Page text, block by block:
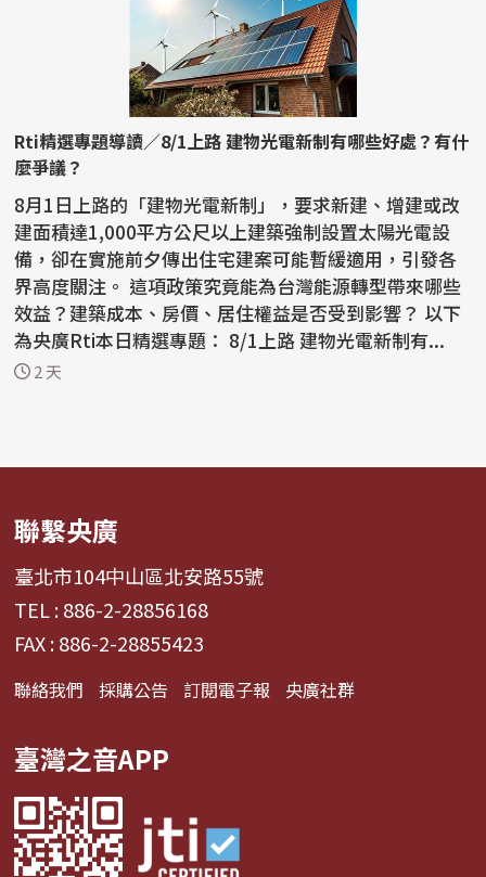
Rti精選專題導讀／8/1上路 建物光電新制有哪些好處？有什
麼爭議？
8月1日上路的「建物光電新制」，要求新建、增建或改
建面積達1,000平方公尺以上建築強制設置太陽光電設
備，卻在實施前夕傳出住宅建案可能暫緩適用，引發各
界高度關注。 這項政策究竟能為台灣能源轉型帶來哪些
效益？建築成本、房價、居住權益是否受到影響？ 以下
為央廣Rti本日精選專題： 8/1上路 建物光電新制有...
2 天
聯繫央廣
臺北市104中山區北安路55號
TEL : 886-2-28856168
FAX : 886-2-28855423
聯絡我們 採購公告 訂閱電子報 央廣社群
臺灣之音APP